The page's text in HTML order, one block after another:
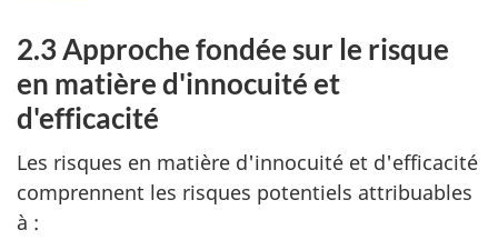
2.3 Approche fondée sur le risque
en matière d'innocuité et
d'efficacité
Les risques en matière d'innocuité et d'efficacité
comprennent les risques potentiels attribuables
à :